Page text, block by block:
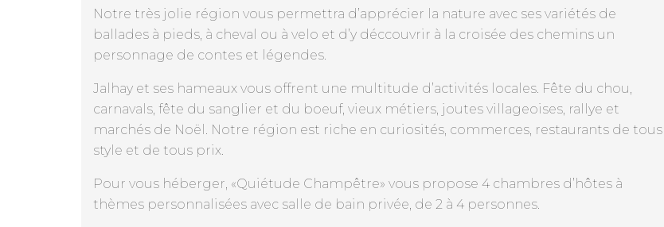
Notre très jolie région vous permettra d’apprécier la nature avec ses variétés de
ballades à pieds, à cheval ou à velo et d’y déccouvrir à la croisée des chemins un
personnage de contes et légendes.
Jalhay et ses hameaux vous offrent une multitude d’activités locales. Fête du chou,
carnavals, fête du sanglier et du boeuf, vieux métiers, joutes villageoises, rallye et
marchés de Noël. Notre région est riche en curiosités, commerces, restaurants de tous
style et de tous prix.
Pour vous héberger, «Quiétude Champêtre» vous propose 4 chambres d’hôtes à
thèmes personnalisées avec salle de bain privée, de 2 à 4 personnes.